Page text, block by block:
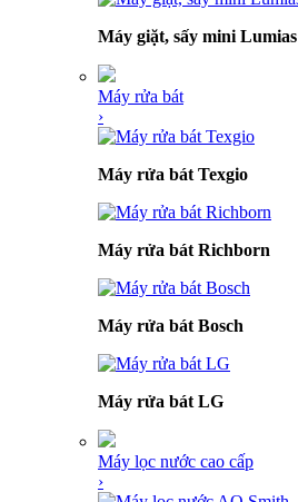
Máy giặt, sấy mini Lumias
Máy rửa bát
›
Máy rửa bát Texgio
Máy rửa bát Richborn
Máy rửa bát Bosch
Máy rửa bát LG
Máy lọc nước cao cấp
›